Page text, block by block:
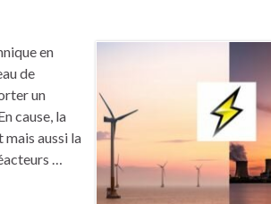
en
de
un
cause, la
aussi la
…